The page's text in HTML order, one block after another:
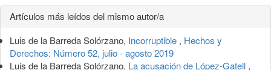
Detalles
del
artículo
Artículos más leídos del mismo autor/a
Luis de la Barreda Solórzano, Incorruptible , Hechos y
Derechos: Número 52, julio - agosto 2019
Luis de la Barreda Solórzano, La acusación de López-Gatell ,